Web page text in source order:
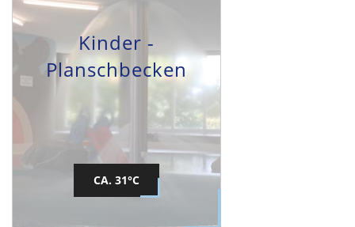
Kinder -
Planschbecken
CA. 31°C